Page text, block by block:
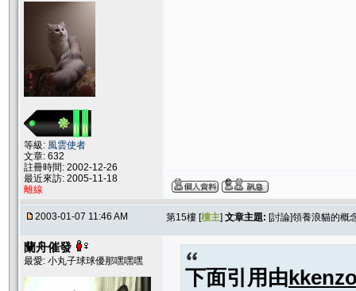
等級: 風雲使者
文章: 632
註冊時間: 2002-12-26
最近來訪: 2005-11-18
離線
2003-01-07 11:46 AM 第15樓 [樓主] 文章主題: [討論]領養浪貓的概
蘭舟催發
最愛: 小丸子球球優那嘿嘿嘿
下面引用由